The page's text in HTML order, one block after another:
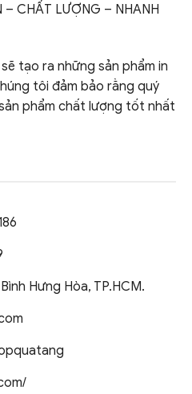
– CHẤT LƯỢNG – NHANH
tạo ra những sản phẩm in
tôi đảm bảo rằng quý
phẩm chất lượng tốt nhất
Hưng Hòa, TP.HCM.